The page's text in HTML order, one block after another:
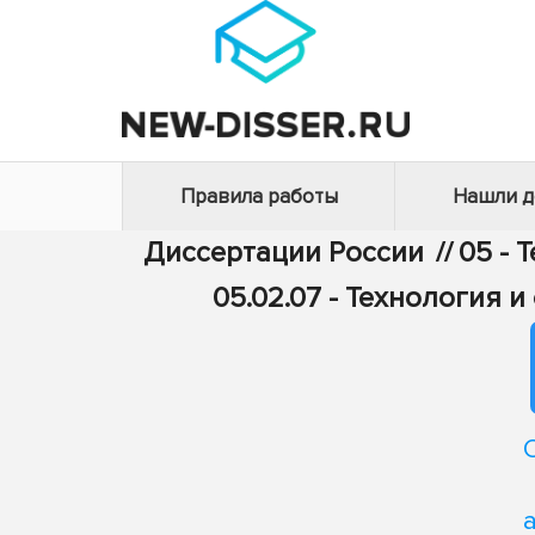
Правила работы Нашли
Диссертации России // 05 -
05.02.07 - Технология